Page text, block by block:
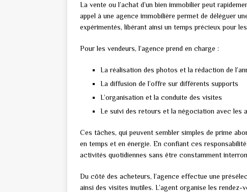
La vente ou l’achat d’un bien immobilier peut
appel à une agence immobilière permet de déléguer
expérimentés, libérant ainsi un temps précieux pour
Pour les vendeurs, l’agence prend en charge :
La réalisation des photos et la rédaction de
La diffusion de l’offre sur différents supports
L’organisation et la conduite des visites
Le suivi des retours et la négociation avec les
Ces tâches, qui peuvent sembler simples de prime
en temps et en énergie. En confiant ces
activités quotidiennes sans être constamment
Du côté des acheteurs, l’agence effectue une
ainsi des visites inutiles. L’agent organise les